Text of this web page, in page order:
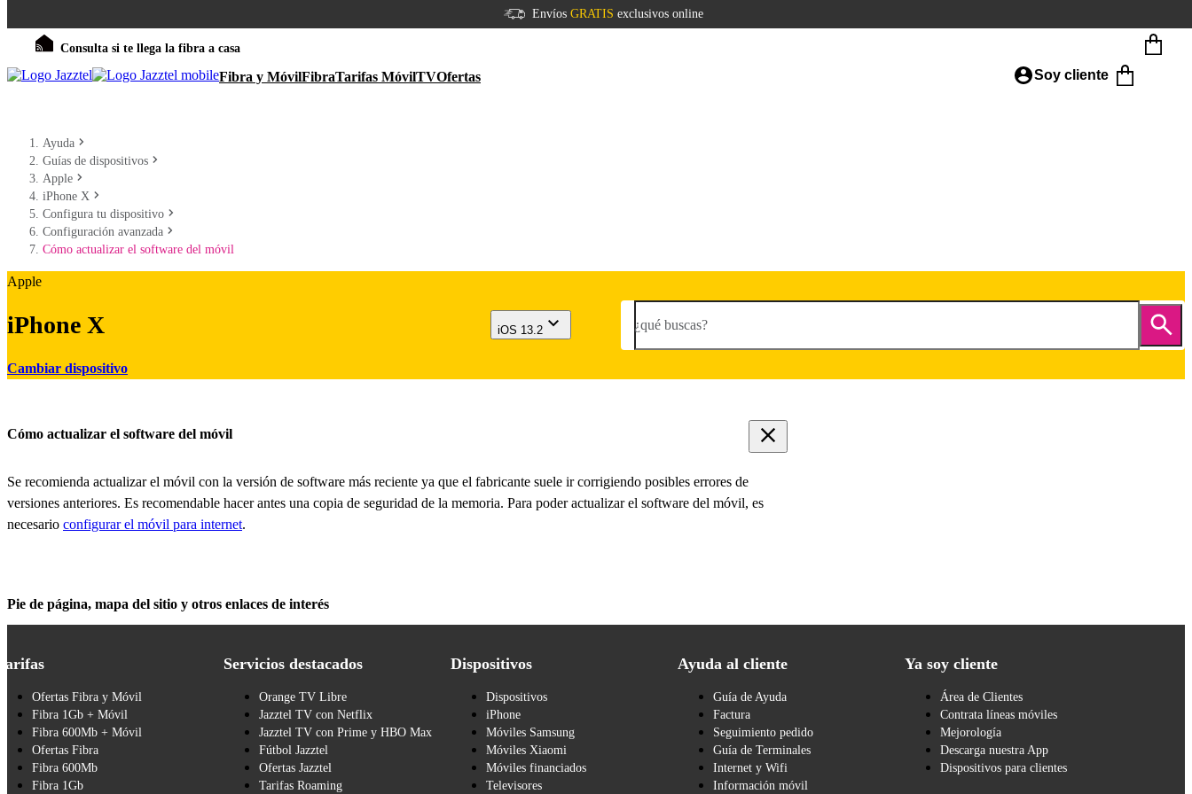
Envíos GRATIS exclusivos online
Consulta si te llega la fibra a casa
Fibra y MóvilFibraTarifas MóvilTVOfertas Soy cliente
Ayuda
Guías de dispositivos
Apple
iPhone X
Configura tu dispositivo
Configuración avanzada
Cómo actualizar el software del móvil
Apple
iPhone X
Cambiar dispositivo
iOS 13.2 ¿qué buscas?
Cómo actualizar el software del móvil
Se recomienda actualizar el móvil con la versión de software más reciente ya que el fabricante suele ir corrigiendo posibles errores de
versiones anteriores. Es recomendable hacer antes una copia de seguridad de la memoria. Para poder actualizar el software del móvil, es
necesario configurar el móvil para internet.
Pie de página, mapa del sitio y otros enlaces de interés
Ofertas Fibra y Móvil
Fibra 1Gb + Móvil
Fibra 600Mb + Móvil
Ofertas Fibra
Fibra 600Mb
Fibra 1Gb
Servicios destacados
Orange TV Libre
Jazztel TV con Netflix
Jazztel TV con Prime y HBO Max
Fútbol Jazztel
Ofertas Jazztel
Tarifas Roaming
Dispositivos
Dispositivos
iPhone
Móviles Samsung
Móviles Xiaomi
Móviles financiados
Televisores
Ayuda al cliente
Guía de Ayuda
Factura
Seguimiento pedido
Guía de Terminales
Internet y Wifi
Información móvil
Ya soy cliente
Área de Clientes
Contrata líneas móviles
Mejorología
Descarga nuestra App
Dispositivos para clientes